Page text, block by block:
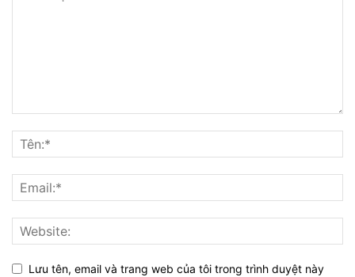
Lưu tên, email và trang web của tôi trong trình duyệt này